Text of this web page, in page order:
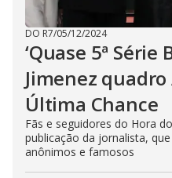
DO R7/05/12/2024
‘Quase 5ª Série
Jimenez quadro
Última Chance
Fãs e seguidores do Hora
publicação da jornalista,
anônimos e famosos